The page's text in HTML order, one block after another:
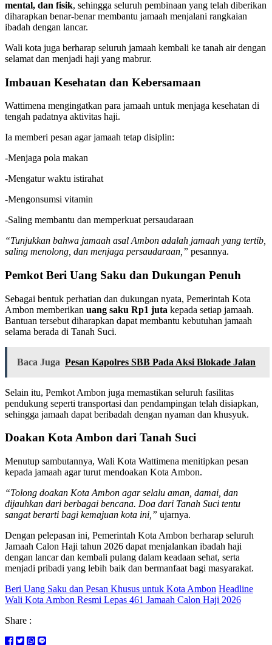
mental, dan fisik, sehingga seluruh pembinaan yang telah diberikan
diharapkan benar-benar membantu jamaah menjalani rangkaian
ibadah dengan lancar.
Wali kota juga berharap seluruh jamaah kembali ke tanah air dengan
selamat dan menjadi haji yang mabrur.
Imbauan Kesehatan dan Kebersamaan
Wattimena mengingatkan para jamaah untuk menjaga kesehatan di
tengah padatnya aktivitas haji.
Ia memberi pesan agar jamaah tetap disiplin:
-Menjaga pola makan
-Mengatur waktu istirahat
-Mengonsumsi vitamin
-Saling membantu dan memperkuat persaudaraan
“Tunjukkan bahwa jamaah asal Ambon adalah jamaah yang tertib,
saling menolong, dan menjaga persaudaraan,” pesannya.
Pemkot Beri Uang Saku dan Dukungan Penuh
Sebagai bentuk perhatian dan dukungan nyata, Pemerintah Kota
Ambon memberikan uang saku Rp1 juta kepada setiap jamaah.
Bantuan tersebut diharapkan dapat membantu kebutuhan jamaah
selama berada di Tanah Suci.
Baca Juga Pesan Kapolres SBB Pada Aksi Blokade Jalan
Selain itu, Pemkot Ambon juga memastikan seluruh fasilitas
pendukung seperti transportasi dan pendampingan telah disiapkan,
sehingga jamaah dapat beribadah dengan nyaman dan khusyuk.
Doakan Kota Ambon dari Tanah Suci
Menutup sambutannya, Wali Kota Wattimena menitipkan pesan
kepada jamaah agar turut mendoakan Kota Ambon.
“Tolong doakan Kota Ambon agar selalu aman, damai, dan
dijauhkan dari berbagai bencana. Doa dari Tanah Suci tentu
sangat berarti bagi kemajuan kota ini,” ujarnya.
Dengan pelepasan ini, Pemerintah Kota Ambon berharap seluruh
Jamaah Calon Haji tahun 2026 dapat menjalankan ibadah haji
dengan lancar dan kembali pulang dalam keadaan sehat, serta
menjadi pribadi yang lebih baik dan bermanfaat bagi masyarakat.
Beri Uang Saku dan Pesan Khusus untuk Kota Ambon Headline
Wali Kota Ambon Resmi Lepas 461 Jamaah Calon Haji 2026
Share :